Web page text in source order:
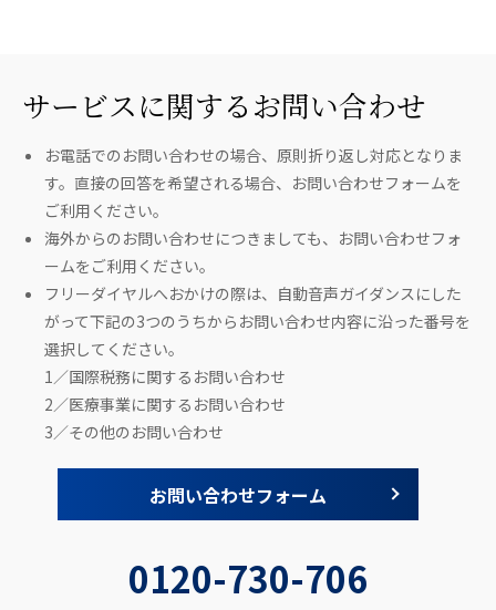
サービスに関するお問い合わせ
お電話でのお問い合わせの場合、原則折り返し対応となりま
す。直接の回答を希望される場合、お問い合わせフォームを
ご利用ください。
海外からのお問い合わせにつきましても、お問い合わせフォ
ームをご利用ください。
フリーダイヤルへおかけの際は、自動音声ガイダンスにした
がって下記の3つのうちからお問い合わせ内容に沿った番号を
選択してください。
1／国際税務に関するお問い合わせ
2／医療事業に関するお問い合わせ
3／その他のお問い合わせ
お問い合わせフォーム
0120-730-706